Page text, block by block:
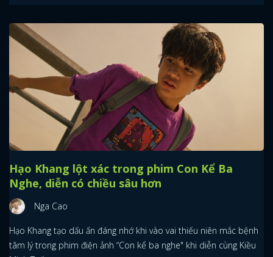
FACEBOOK GOOGLE
Hạo Khang lột xác trong phim Con Kể Ba
Nghe, diễn có chiều sâu hơn
Nga Cao
Hạo Khang tạo dấu ấn đáng nhớ khi vào vai thiếu niên mắc bệnh
tâm lý trong phim điện ảnh “Con kể ba nghe" khi diễn cùng Kiều